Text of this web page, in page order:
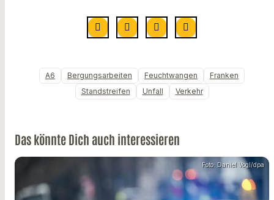
A6 Bergungsarbeiten Feuchtwangen
Franken
Standstreifen
Unfall Verkehr
Das könnte Dich auch interessieren
Foto: Daniel Vogl/dpa